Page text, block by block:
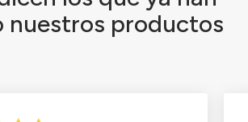
nuestros productos